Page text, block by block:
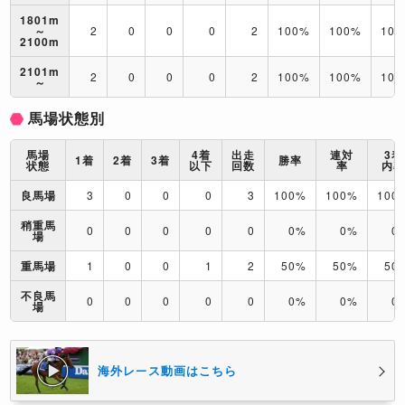
1801m
～
2100m
2 0 0 0 2 100% 100%
2101m
～ 2 0 0 0 2 100% 100%
馬場状態別
馬場
状態 1着 2着 3着 4着
以下
出走
回数 勝率 連対
率
3着
内率
良馬場
3 0 0 0 3 100% 100%
稍重馬
場 0 0 0 0 0 0% 0%
重馬場 1 0 0 1 2 50% 50%
不良馬
場 0 0 0 0 0 0% 0%
海外レース動画はこちら